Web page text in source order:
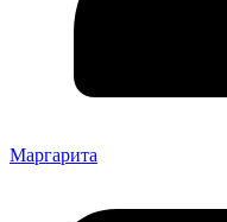
Маргарита